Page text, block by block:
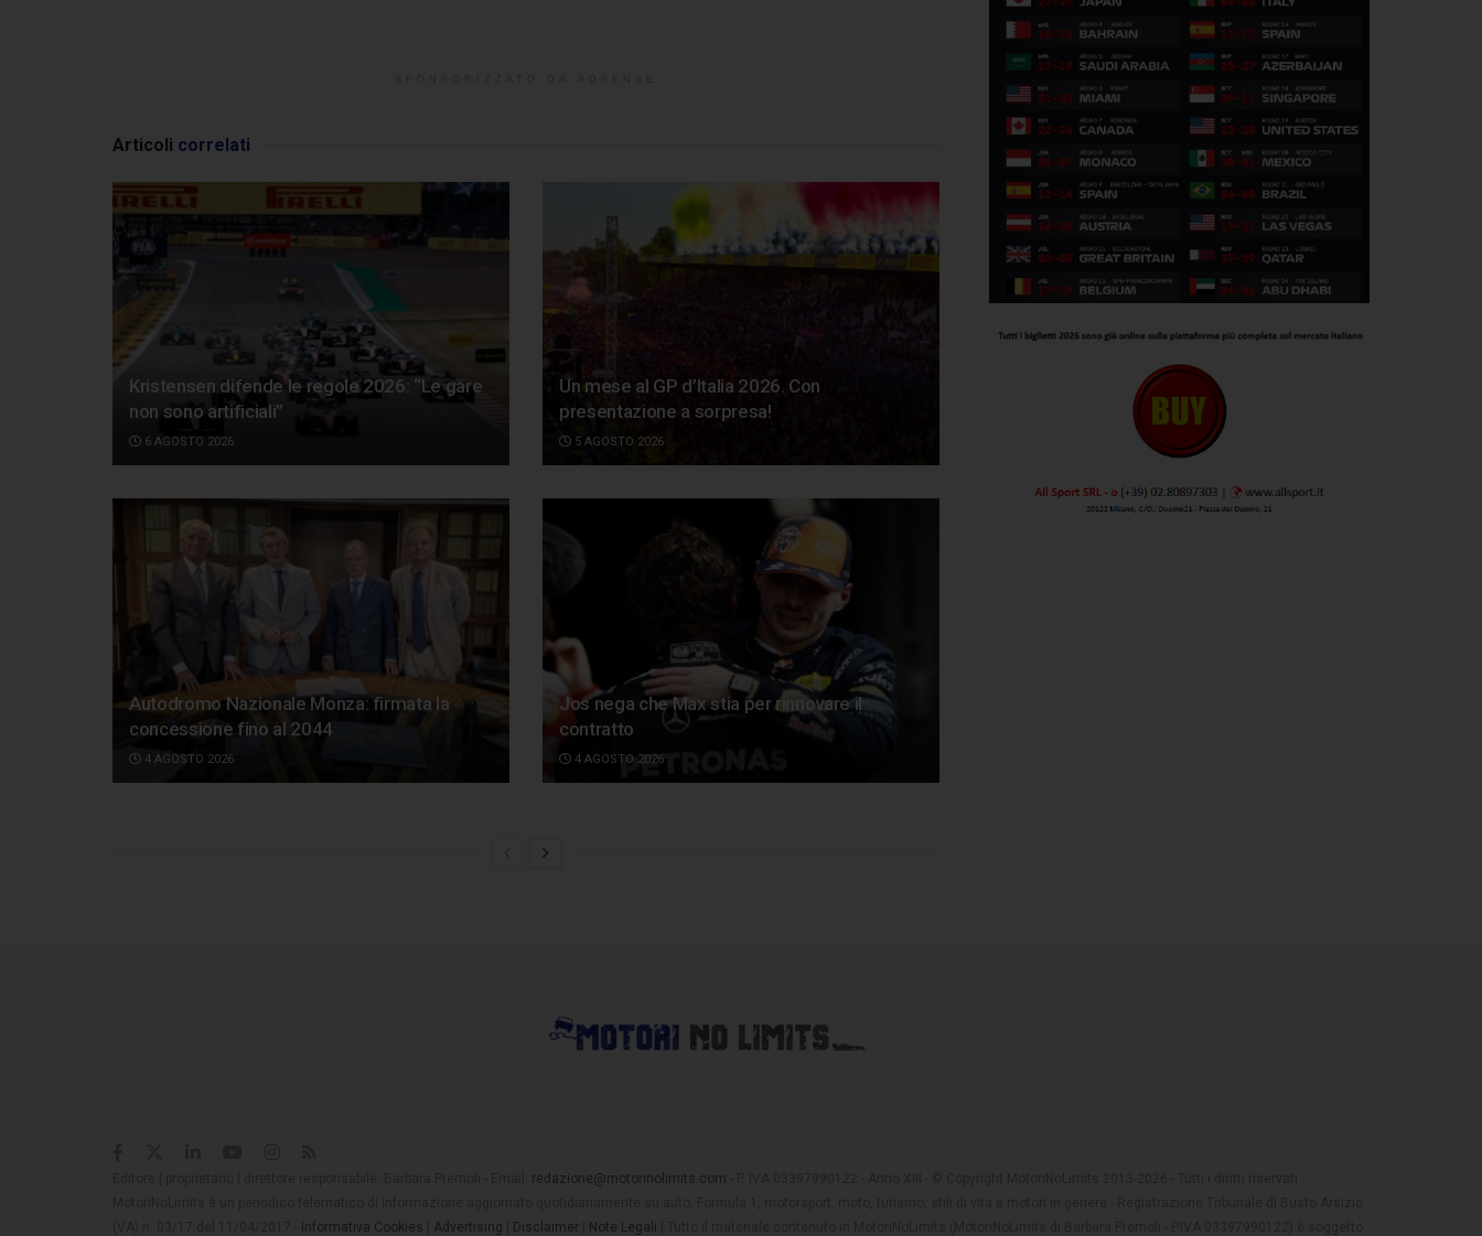
Articoli correlati
Kristensen difende le regole 2026: “Le gare
non sono artificiali”
6 AGOSTO 2026
Un mese al GP d’Italia 2026. Con
presentazione a sorpresa!
5 AGOSTO 2026
Autodromo Nazionale Monza: firmata la
concessione fino al 2044
4 AGOSTO 2026
Jos nega che Max stia per rinnovare il
contratto
4 AGOSTO 2026
redazione@motorinolimits.com
Informativa Cookies Advertising Disclaimer Note Legali